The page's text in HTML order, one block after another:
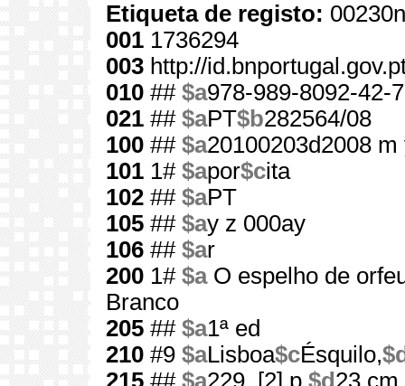
Etiqueta de registo:
001 1736294
003 http://
010 ## $a978-989-8092-42-7
021 ## $aPT$b282564/08
100 ## $a20100203d2008
101 1# $apor$cita
102 ## $aPT
105 ## $ay z 000ay
106 ## $ar
200 1# $aO espelho de
Branco
205 ## $a1ª ed
210 #9 $aLisboa$cÉsquilo,
215 ## $a229, [2] p.$d 23 cm